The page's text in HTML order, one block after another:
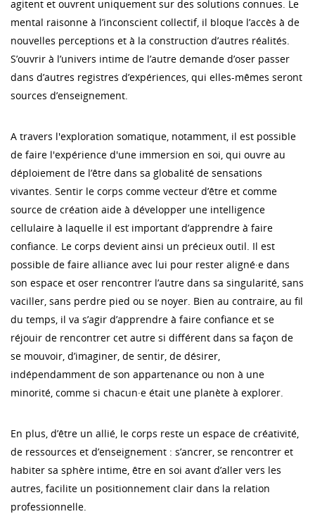
agitent et ouvrent uniquement sur des solutions connues. Le
mental raisonne à l’inconscient collectif, il bloque l’accès à de
nouvelles perceptions et à la construction d’autres réalités.
S’ouvrir à l’univers intime de l’autre demande d’oser passer
dans d’autres registres d’expériences, qui elles-mêmes seront
sources d’enseignement.
A travers l'exploration somatique, notamment, il est possible
de faire l'expérience d'une immersion en soi, qui ouvre au
déploiement de l’être dans sa globalité de sensations
vivantes. Sentir le corps comme vecteur d’être et comme
source de création aide à développer une intelligence
cellulaire à laquelle il est important d’apprendre à faire
confiance. Le corps devient ainsi un précieux outil. Il est
possible de faire alliance avec lui pour rester aligné·e dans
son espace et oser rencontrer l’autre dans sa singularité, sans
vaciller, sans perdre pied ou se noyer. Bien au contraire, au fil
du temps, il va s’agir d’apprendre à faire confiance et se
réjouir de rencontrer cet autre si différent dans sa façon de
se mouvoir, d’imaginer, de sentir, de désirer,
indépendamment de son appartenance ou non à une
minorité, comme si chacun·e était une planète à explorer.
En plus, d’être un allié, le corps reste un espace de créativité,
de ressources et d’enseignement : s’ancrer, se rencontrer et
habiter sa sphère intime, être en soi avant d’aller vers les
autres, facilite un positionnement clair dans la relation
professionnelle.